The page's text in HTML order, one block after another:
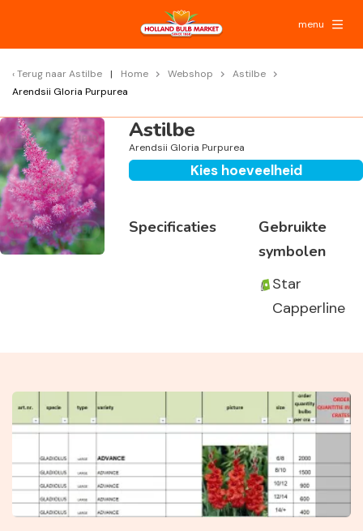
menu
Terug naarAstilbe Home Webshop
Astilbe
Arendsii Gloria Purpurea
Astilbe
Arendsii Gloria Purpurea
Kies hoeveelheid
Specificaties
Gebruikte
symbolen
Star
Capperline